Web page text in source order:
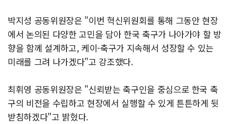
박지성 공동위원장은 "이번 혁신위원회를 통해 그동안 현장
에서 논의된 다양한 고민을 담아 한국 축구가 나아가야 할 방
향을 함께 설계하고, 케이-축구가 지속해서 성장할 수 있는
미래를 그려 나가겠다"고 강조했다.
최휘영 공동위원장은 "신뢰받는 축구인을 중심으로 한국 축
구의 비전을 수립하고 현장에서 실행할 수 있게 튼튼하게 뒷
받침하겠다"고 밝혔다.